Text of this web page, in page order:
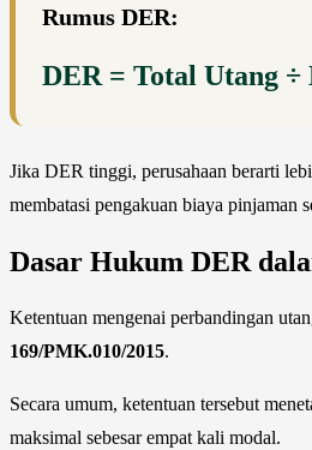
Rumus DER:
DER = Total Utang ÷
Jika DER tinggi, perusahaan berarti
membatasi pengakuan biaya pinjaman
Dasar Hukum DER
Ketentuan mengenai perbandingan
169/PMK.010/2015.
Secara umum, ketentuan tersebut
maksimal sebesar empat kali modal.